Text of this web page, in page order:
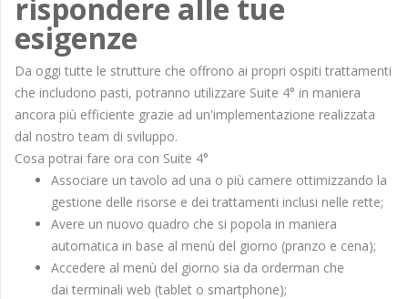
rispondere alle tue
esigenze
Da oggi tutte le strutture che offrono ai propri ospiti trattamenti
che includono pasti, potranno utilizzare Suite 4° in maniera
ancora più efficiente grazie ad un'implementazione realizzata
dal nostro team di sviluppo.
Cosa potrai fare ora con Suite 4°
Associare un tavolo ad una o più camere ottimizzando la
gestione delle risorse e dei trattamenti inclusi nelle rette;
Avere un nuovo quadro che si popola in maniera
automatica in base al menù del giorno (pranzo e cena);
Accedere al menù del giorno sia da orderman che
dai terminali web (tablet o smartphone);